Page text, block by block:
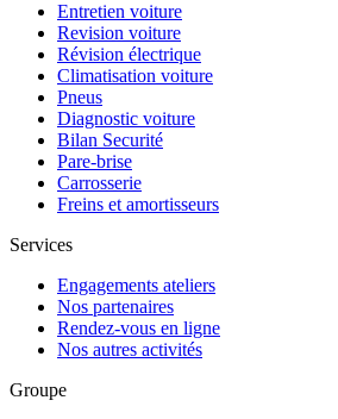
Entretien voiture
Revision voiture
Révision électrique
Climatisation voiture
Pneus
Diagnostic voiture
Bilan Securité
Pare-brise
Carrosserie
Freins et amortisseurs
Services
Engagements ateliers
Nos partenaires
Rendez-vous en ligne
Nos autres activités
Groupe